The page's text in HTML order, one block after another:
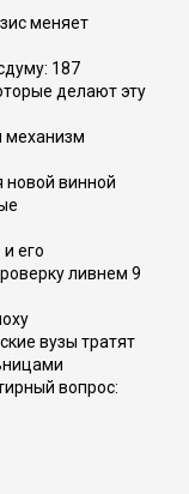
меняет
187
делают эту
механизм
новой винной
его
ливнем 9
вузы тратят
вопрос: